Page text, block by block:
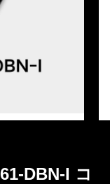
DBN-I コ